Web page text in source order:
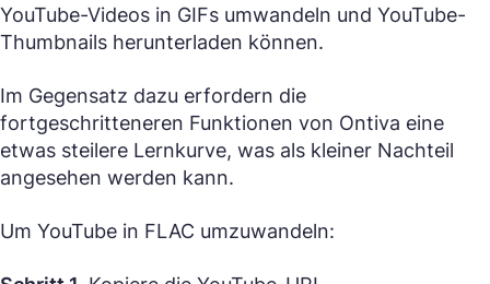
YouTube-Videos in GIFs umwandeln und YouTube-
Thumbnails herunterladen können.
Im Gegensatz dazu erfordern die
fortgeschritteneren Funktionen von Ontiva eine
etwas steilere Lernkurve, was als kleiner Nachteil
angesehen werden kann.
Um YouTube in FLAC umzuwandeln: